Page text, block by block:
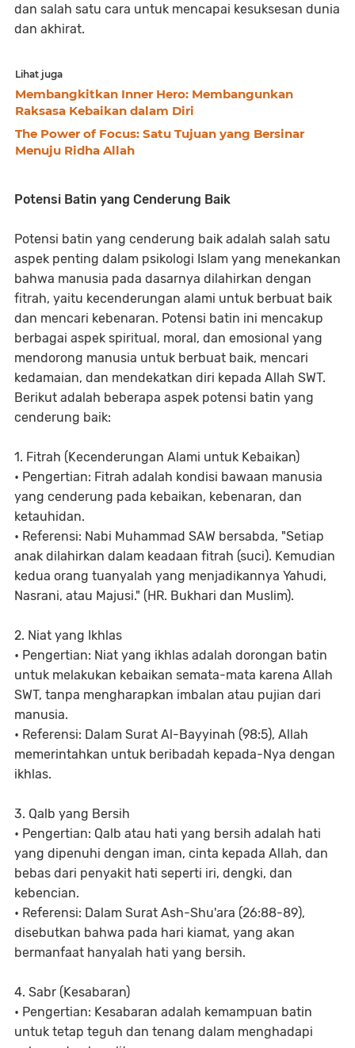
dan salah satu cara untuk mencapai kesuksesan dunia
dan akhirat.
Lihat juga
Membangkitkan Inner Hero: Membangunkan
Raksasa Kebaikan dalam Diri
The Power of Focus: Satu Tujuan yang Bersinar
Menuju Ridha Allah
Potensi Batin yang Cenderung Baik
Potensi batin yang cenderung baik adalah salah satu
aspek penting dalam psikologi Islam yang menekankan
bahwa manusia pada dasarnya dilahirkan dengan
fitrah, yaitu kecenderungan alami untuk berbuat baik
dan mencari kebenaran. Potensi batin ini mencakup
berbagai aspek spiritual, moral, dan emosional yang
mendorong manusia untuk berbuat baik, mencari
kedamaian, dan mendekatkan diri kepada Allah SWT.
Berikut adalah beberapa aspek potensi batin yang
cenderung baik:
1. Fitrah (Kecenderungan Alami untuk Kebaikan)
• Pengertian: Fitrah adalah kondisi bawaan manusia
yang cenderung pada kebaikan, kebenaran, dan
ketauhidan.
• Referensi: Nabi Muhammad SAW bersabda, "Setiap
anak dilahirkan dalam keadaan fitrah (suci). Kemudian
kedua orang tuanyalah yang menjadikannya Yahudi,
Nasrani, atau Majusi." (HR. Bukhari dan Muslim).
2. Niat yang Ikhlas
• Pengertian: Niat yang ikhlas adalah dorongan batin
untuk melakukan kebaikan semata-mata karena Allah
SWT, tanpa mengharapkan imbalan atau pujian dari
manusia.
• Referensi: Dalam Surat Al-Bayyinah (98:5), Allah
memerintahkan untuk beribadah kepada-Nya dengan
ikhlas.
3. Qalb yang Bersih
• Pengertian: Qalb atau hati yang bersih adalah hati
yang dipenuhi dengan iman, cinta kepada Allah, dan
bebas dari penyakit hati seperti iri, dengki, dan
kebencian.
• Referensi: Dalam Surat Ash-Shu'ara (26:88-89),
disebutkan bahwa pada hari kiamat, yang akan
bermanfaat hanyalah hati yang bersih.
4. Sabr (Kesabaran)
• Pengertian: Kesabaran adalah kemampuan batin
untuk tetap teguh dan tenang dalam menghadapi